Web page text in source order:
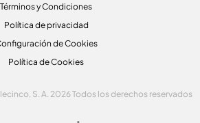
Términos y Condiciones
Política de privacidad
de Cookies
Política de Cookies
S. A. 2026 Todos los derechos reservados